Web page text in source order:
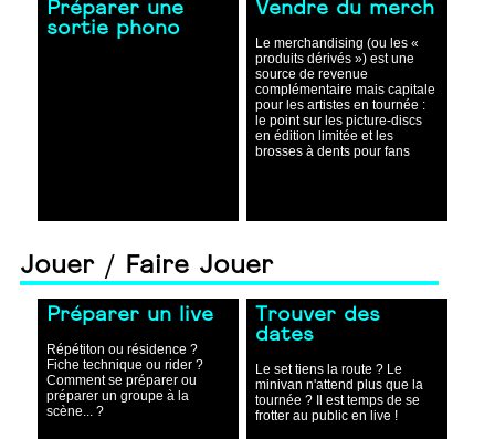
Préparer une
sortie phono
Vendre du merch
Le merchandising (ou les «
produits dérivés ») est une
source de revenue
complémentaire mais capitale
pour les artistes en tournée :
le point sur les picture-discs
en édition limitée et les
brosses à dents pour fans
Jouer / Faire Jouer
Préparer un live
Répétiton ou résidence ?
Fiche technique ou rider ?
Comment se préparer ou
préparer un groupe à la
scène... ?
Trouver des
dates
Le set tiens la route ? Le
minivan n'attend plus que la
tournée ? Il est temps de se
frotter au public en live !